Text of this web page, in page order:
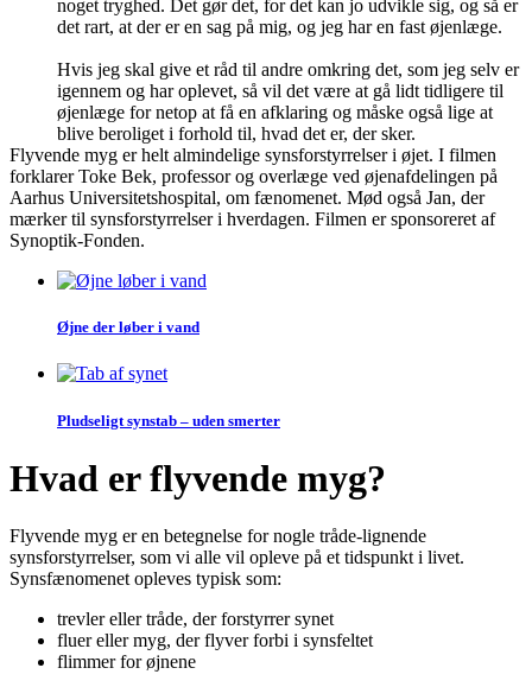
noget tryghed. Det gør det, for det kan jo udvikle sig, og så er
det rart, at der er en sag på mig, og jeg har en fast øjenlæge.
Hvis jeg skal give et råd til andre omkring det, som jeg selv er
igennem og har oplevet, så vil det være at gå lidt tidligere til
øjenlæge for netop at få en afklaring og måske også lige at
blive beroliget i forhold til, hvad det er, der sker.
Flyvende myg er helt almindelige synsforstyrrelser i øjet. I filmen
forklarer Toke Bek, professor og overlæge ved øjenafdelingen på
Aarhus Universitetshospital, om fænomenet. Mød også Jan, der
mærker til synsforstyrrelser i hverdagen. Filmen er sponsoreret af
Synoptik-Fonden.
Øjne der løber i vand
Pludseligt synstab – uden smerter
Hvad er flyvende myg?
Flyvende myg er en betegnelse for nogle tråde-lignende
synsforstyrrelser, som vi alle vil opleve på et tidspunkt i livet.
Synsfænomenet opleves typisk som:
trevler eller tråde, der forstyrrer synet
fluer eller myg, der flyver forbi i synsfeltet
flimmer for øjnene